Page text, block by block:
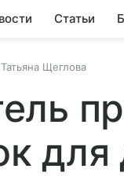
Статьи
Щеглова
для